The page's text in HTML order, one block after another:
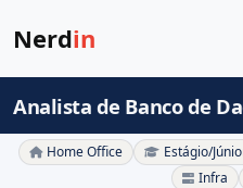
Nerdin
Analista de Banco de
Home Office Estágio/
Infra